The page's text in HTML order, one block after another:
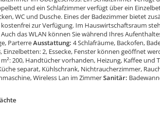
und ein Schlafzimmer verfügt über ein
WC und Dusche. Eines der Badezimmer bietet
zur Verfügung. Im Hauswirtschaftsraum
das WLAN können Sie während Ihres
ParterreAusstattung: 4 Schlafräume, Backofen,
Einzelbetten: 2, Essecke, Fenster können geöffnet
200, Handtücher vorhanden, Heizung, Kaffee und
separat, Kühlschrank, Nichtraucherzimmer,
Wireless Lan im ZimmerSanitär: